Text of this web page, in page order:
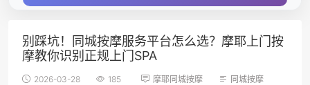
别踩坑！同城按摩服务平台怎么选？摩耶上门按
摩教你识别正规上门SPA
2026-03-28 185 摩耶同城按摩 同城按摩